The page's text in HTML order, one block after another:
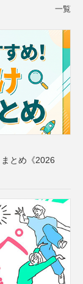
一覧
とめ《2026